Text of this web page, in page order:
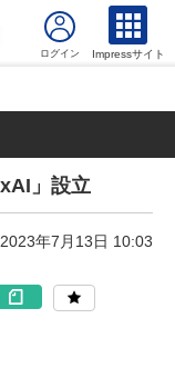
Impressサイト
」設立
2023年7月13日 10:03